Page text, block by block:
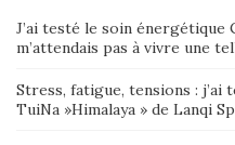
J’ai testé le soin
m’attendais pas à vivre une
Stress, fatigue, tensions : j’ai
TuiNa »Himalaya » de Lanqi